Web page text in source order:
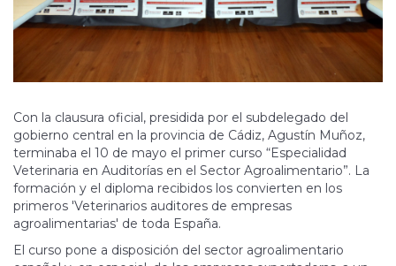
Con la clausura oficial, presidida por el subdelegado del
gobierno central en la provincia de Cádiz, Agustín Muñoz,
terminaba el 10 de mayo el primer curso “Especialidad
Veterinaria en Auditorías en el Sector Agroalimentario”. La
formación y el diploma recibidos los convierten en los
primeros 'Veterinarios auditores de empresas
agroalimentarias' de toda España.
El curso pone a disposición del sector agroalimentario